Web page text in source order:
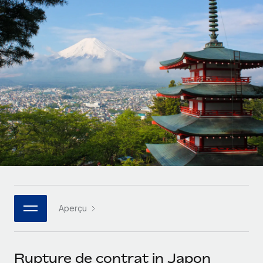
Gestion des freelances
Intégrez et gérez vos freelances partout dans le monde
Sous-traitez les opérations complexes liées à l’emploi
INFRASTRUCTURE
Intégration Remote
Intégrez vos RH aux flux de travail en toute simplicité
Plateforme
Des fonctions RH clés intégrées pour votre équipe
Connectez n'importe quel outil d’IA à Remote grâce à
notre MCP
Rationalisez vos processus avec des outils essentiels
Comparer Remote
Examinez notre service par rapport aux autres
CROISSANCE
Start-ups
Des solutions agiles et internationales pour les RH et la
paie des entreprises en pleine croissance
Entreprises intermédiaires
Développez vos équipes avec des solutions RH sur
mesure
Entreprise
Les RH à l’international pour les grandes entreprises
Partenaires stratégiques de la tech
pays
Calculateur de paiement des freelances
Découvrez les devises disponibles et les vitesses de
paiement pour vos freelances internationaux
APPRENDRE AVEC REMOTE
Recherche et guides
Études de cas
Checklists et modèles
Descriptions de postes
Nederlands
Français
Deutsch
Español
Italiano
Português (Portugal)
日本語
한국어
Connexion
Aperçu
Rupture de contrat in Japon